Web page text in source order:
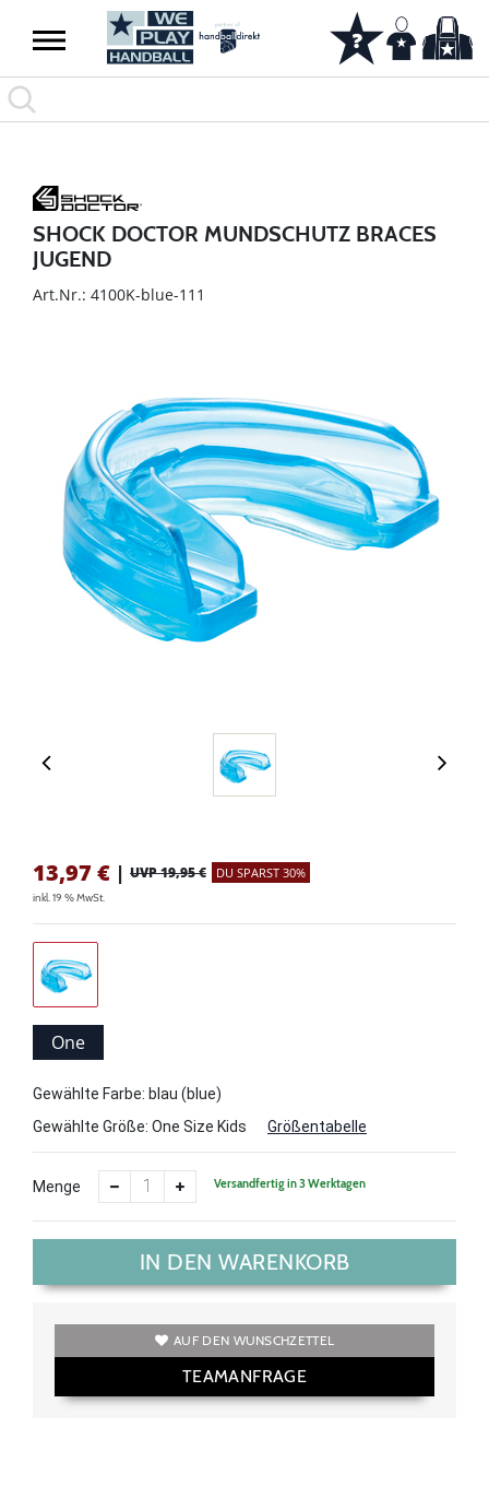
SHOCK DOCTOR MUNDSCHUTZ BRACES
JUGEND
Art.Nr.: 4100K-blue-111
13,97 € | UVP 19,95 € DU SPARST 30%
inkl. 19 % MwSt.
One
Gewählte Farbe: blau (blue)
Gewählte Größe: One Size Kids Größentabelle
Menge Versandfertig in 3 Werktagen
IN DEN WARENKORB
AUF DEN WUNSCHZETTEL
TEAMANFRAGE